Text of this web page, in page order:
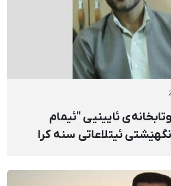
ئایینیی "ئیمام
ئیتلاعاتی سنە کرا